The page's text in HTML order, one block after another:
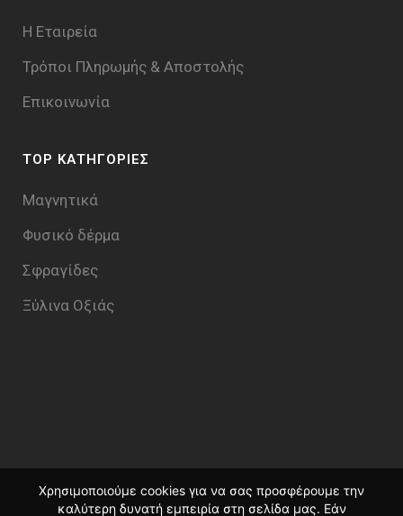
Η Εταιρεία
Τρόποι Πληρωμής & Aποστολής
Επικοινωνία
TOP ΚΑΤΗΓΟΡΙΕΣ
Μαγνητικά
Φυσικό δέρμα
Σφραγίδες
Ξύλινα Οξιάς
Χρησιμοποιούμε cookies για να σας προσφέρουμε την
καλύτερη δυνατή εμπειρία στη σελίδα μας. Εάν